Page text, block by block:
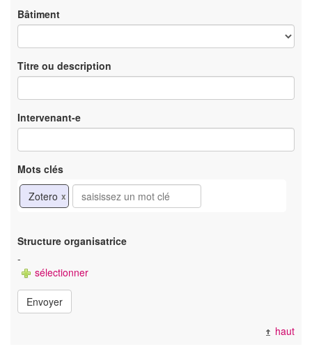
Bâtiment
Titre ou description
Intervenant-e
Mots clés
Zotero x
Structure organisatrice
-
sélectionner
Envoyer
haut